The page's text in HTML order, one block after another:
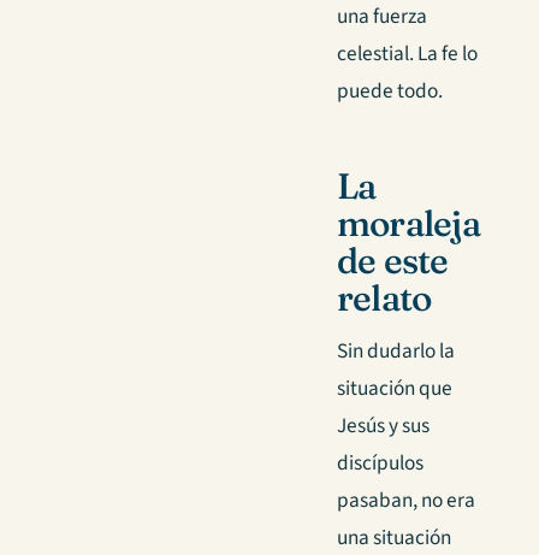
una fuerza
celestial. La fe lo
puede todo.
La
moraleja
de este
relato
Sin dudarlo la
situación que
Jesús y sus
discípulos
pasaban, no era
una situación